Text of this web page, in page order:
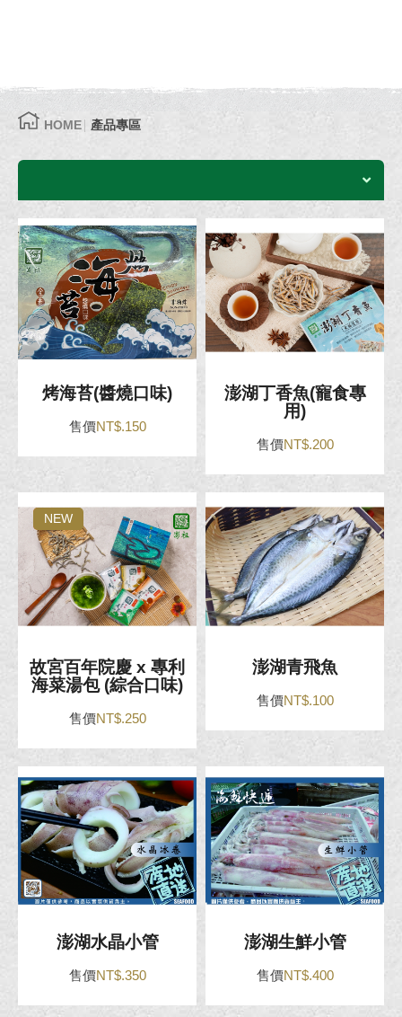
HOME 產品專區
烤海苔(醬燒口味)
售價NT$.150
澎湖丁香魚(寵食專
用)
售價NT$.200
HOT
NEW
故宮百年院慶 x 專利
海菜湯包 (綜合口味)
售價NT$.250
澎湖青飛魚
售價NT$.100
澎湖水晶小管
售價NT$.350
澎湖生鮮小管
售價NT$.400